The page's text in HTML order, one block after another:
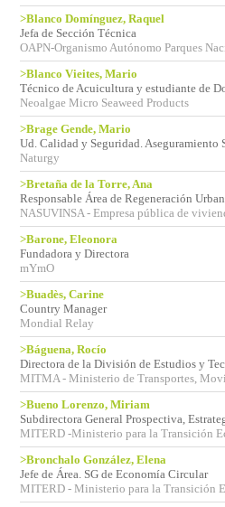
>Blanco Domínguez, Raquel
Jefa de Sección Técnica
OAPN-Organismo Autónomo Parques
>Blanco Vieites, Mario
Técnico de Acuicultura y estudiante de
Neoalgae Micro Seaweed Products
>Brage Gende, Mario
Ud. Calidad y Seguridad. Aseguramiento
Naturgy
>Bretaña de la Torre, Ana
Responsable Área de Regeneración
NASUVINSA - Empresa pública de
>Barone, Eleonora
Fundadora y Directora
mYmO
>Buadès, Carine
Country Manager
Mondial Relay
>Báguena, Rocío
Directora de la División de Estudios y
MITMA - Ministerio de Transportes,
>Bueno Lorenzo, Miriam
Subdirectora General Prospectiva,
MITERD -Ministerio para la Transición
>Bronchalo González, Elena
Jefe de Área. SG de Economía Circular
MITERD - Ministerio para la Transición